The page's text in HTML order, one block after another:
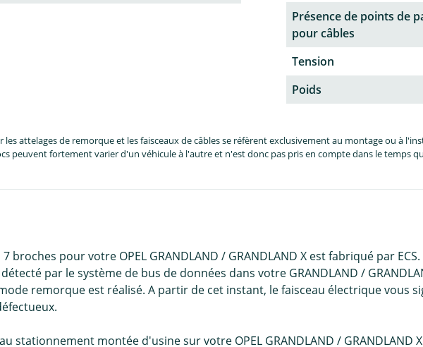
Présence de points de
pour câbles
Tension
Poids
attelages de remorque et les faisceaux de câbles se réfèrent exclusivement au montage ou à
peuvent fortement varier d'un véhicule à l'autre et n'est donc pas pris en compte dans le temps
broches pour votre OPEL GRANDLAND / GRANDLAND X est fabriqué par
par le système de bus de données dans votre GRANDLAND /
remorque est réalisé. A partir de cet instant, le faisceau électrique vous
stationnement montée d'usine sur votre OPEL GRANDLAND /